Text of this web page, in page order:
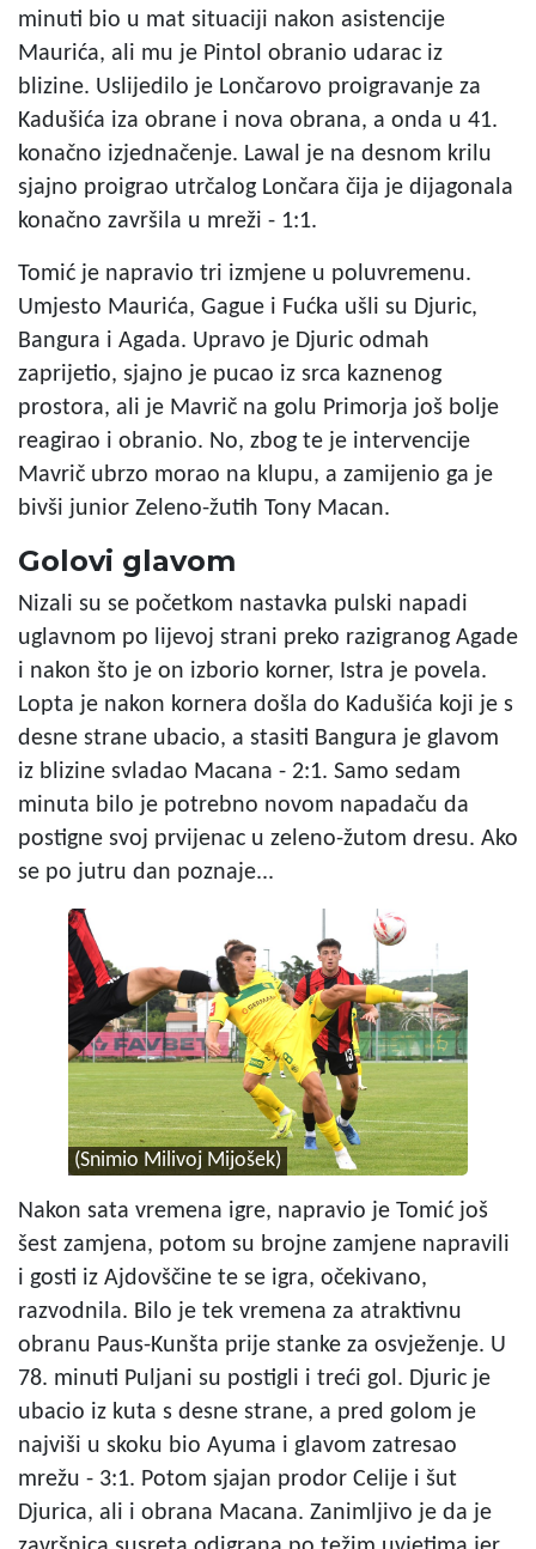
minuti bio u mat situaciji nakon asistencije
Maurića, ali mu je Pintol obranio udarac iz
blizine. Uslijedilo je Lončarovo proigravanje za
Kadušića iza obrane i nova obrana, a onda u 41.
konačno izjednačenje. Lawal je na desnom krilu
sjajno proigrao utrčalog Lončara čija je dijagonala
konačno završila u mreži - 1:1.
Tomić je napravio tri izmjene u poluvremenu.
Umjesto Maurića, Gague i Fućka ušli su Djuric,
Bangura i Agada. Upravo je Djuric odmah
zaprijetio, sjajno je pucao iz srca kaznenog
prostora, ali je Mavrič na golu Primorja još bolje
reagirao i obranio. No, zbog te je intervencije
Mavrič ubrzo morao na klupu, a zamijenio ga je
bivši junior Zeleno-žutih Tony Macan.
Golovi glavom
Nizali su se početkom nastavka pulski napadi
uglavnom po lijevoj strani preko razigranog Agade
i nakon što je on izborio korner, Istra je povela.
Lopta je nakon kornera došla do Kadušića koji je s
desne strane ubacio, a stasiti Bangura je glavom
iz blizine svladao Macana - 2:1. Samo sedam
minuta bilo je potrebno novom napadaču da
postigne svoj prvijenac u zeleno-žutom dresu. Ako
se po jutru dan poznaje...
(Snimio Milivoj Mijošek)
Nakon sata vremena igre, napravio je Tomić još
šest zamjena, potom su brojne zamjene napravili
i gosti iz Ajdovščine te se igra, očekivano,
razvodnila. Bilo je tek vremena za atraktivnu
obranu Paus-Kunšta prije stanke za osvježenje. U
78. minuti Puljani su postigli i treći gol. Djuric je
ubacio iz kuta s desne strane, a pred golom je
najviši u skoku bio Ayuma i glavom zatresao
mrežu - 3:1. Potom sjajan prodor Celije i šut
Djurica, ali i obrana Macana. Zanimljivo je da je